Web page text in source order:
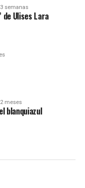
semanas
de Ulises Lara
meses
blanquiazul